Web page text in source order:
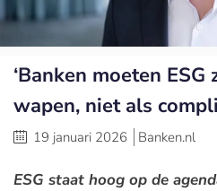
‘Banken moeten
wapen, niet als
19 januari 2026 Banken.nl
ESG staat hoog op de